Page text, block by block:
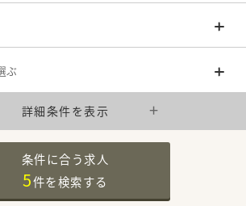
ぶ
詳細条件を表示
条件に合う求人
5件を検索する